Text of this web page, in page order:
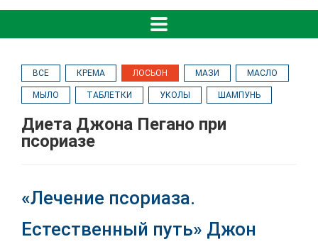
ВСЕ КРЕМА ЛОСЬОН МАЗИ МАСЛО
МЫЛО ТАБЛЕТКИ УКОЛЫ ШАМПУНЬ
Диета Джона Пегано при
псориазе
«Лечение псориаза.
Естественный путь» Джон